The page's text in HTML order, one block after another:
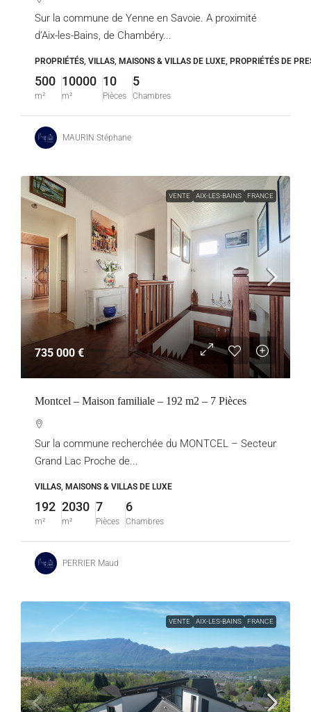
Sur la commune de Yenne en Savoie. A proximité
d’Aix-les-Bains, de Chambéry...
PROPRIÉTÉS, VILLAS, MAISONS & VILLAS DE LUXE, PROPRIÉTÉS DE
500
m²
10000
m²
10
Pièces
5
Chambres
MAURIN Stéphane
VENTE AIX-LES-BAINS FRANCE
735 000 €
Montcel – Maison familiale – 192 m2 – 7 Pièces
Sur la commune recherchée du MONTCEL – Secteur
Grand Lac Proche de...
VILLAS, MAISONS & VILLAS DE LUXE
192
m²
2030
m²
7
Pièces
6
Chambres
PERRIER Maud
VENTE AIX-LES-BAINS FRANCE